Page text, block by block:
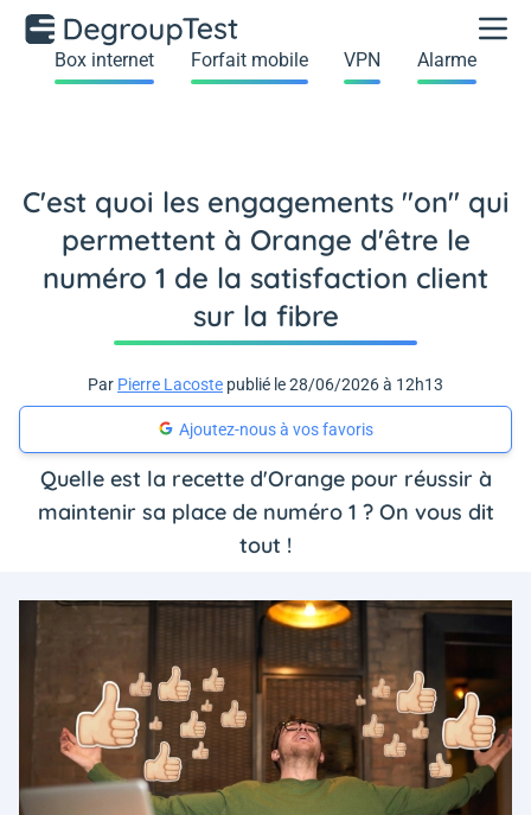
Box internet Forfait mobile VPN Alarme
C'est quoi les engagements "on" qui
permettent à Orange d'être le
numéro 1 de la satisfaction client
sur la fibre
Par Pierre Lacoste publié le 28/06/2026 à 12h13
Ajoutez-nous à vos favoris
Quelle est la recette d'Orange pour réussir à
maintenir sa place de numéro 1 ? On vous dit
tout !